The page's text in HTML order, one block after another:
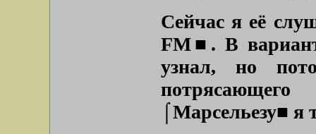
Сейчас я её
FM■. В
узнал, но
⌠Марсельезу■